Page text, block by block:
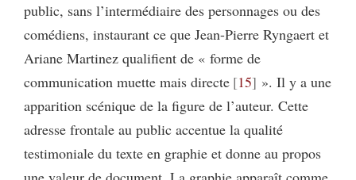
public, sans l’intermédiaire des personnages ou des
comédiens, instaurant ce que Jean-Pierre Ryngaert et
Ariane Martinez qualifient de « forme de
communication muette mais directe 15 ». Il y a une
apparition scénique de la figure de l’auteur. Cette
adresse frontale au public accentue la qualité
testimoniale du texte en graphie et donne au propos